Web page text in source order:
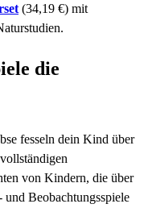
(34,19 €) mit
die
fesseln dein Kind über
von Kindern, die über
und Beobachtungsspiele